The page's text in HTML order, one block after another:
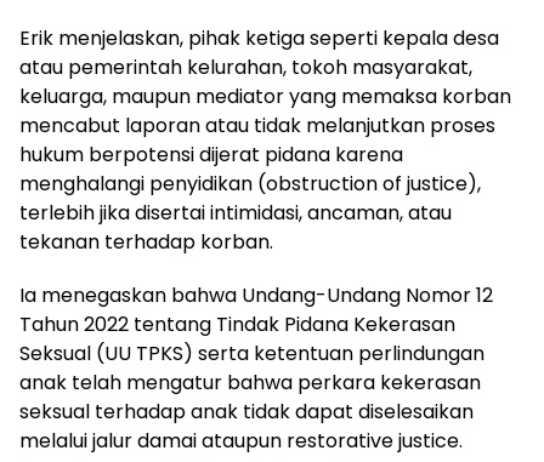
Erik menjelaskan, pihak ketiga seperti kepala desa
atau pemerintah kelurahan, tokoh masyarakat,
keluarga, maupun mediator yang memaksa korban
mencabut laporan atau tidak melanjutkan proses
hukum berpotensi dijerat pidana karena
menghalangi penyidikan (obstruction of justice),
terlebih jika disertai intimidasi, ancaman, atau
tekanan terhadap korban.
Ia menegaskan bahwa Undang-Undang Nomor 12
Tahun 2022 tentang Tindak Pidana Kekerasan
Seksual (UU TPKS) serta ketentuan perlindungan
anak telah mengatur bahwa perkara kekerasan
seksual terhadap anak tidak dapat diselesaikan
melalui jalur damai ataupun restorative justice.